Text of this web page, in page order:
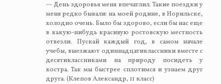
— День здоровья меня впечатлил. Такие поездки у
меня редко бывали: на моей родине, в Норильске,
холодно очень. Было бы здорово, если бы нас еще
в какую-нибудь красивую ростовскую местность
отвезли. Пускай каждый год, в самом начале
учебы, выезжают одиннадцатиклассники вместе с
десятиклассниками на природу посидеть у
костра. Так мы быстрее сплотимся и узнаем друг
друга. (Клепов Александр, 11 класс)